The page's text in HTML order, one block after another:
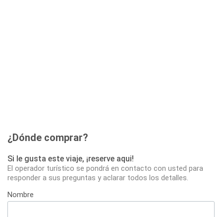
¿Dónde comprar?
Si le gusta este viaje, ¡reserve aqui!
El operador turístico se pondrá en contacto con usted para
responder a sus preguntas y aclarar todos los detalles.
Nombre